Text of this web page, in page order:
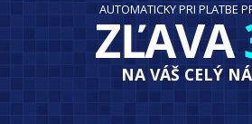
AUTOMATICKY PRI PLATBE
ZĽAVA
NA VÁŠ CELÝ